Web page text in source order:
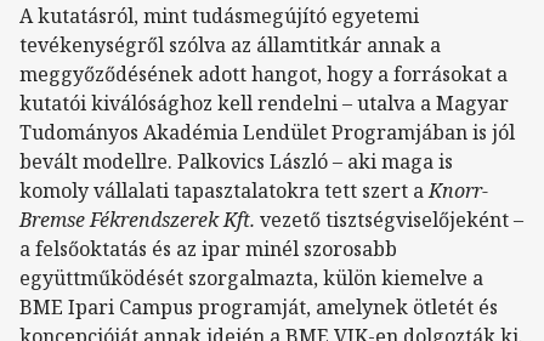
A kutatásról, mint tudásmegújító egyetemi
tevékenységről szólva az államtitkár annak a
meggyőződésének adott hangot, hogy a forrásokat a
kutatói kiválósághoz kell rendelni – utalva a Magyar
Tudományos Akadémia Lendület Programjában is jól
bevált modellre. Palkovics László – aki maga is
komoly vállalati tapasztalatokra tett szert aKnorr-
BremseFékrendszerek Kft. vezető tisztségviselőjeként –
a felsőoktatás és az ipar minél szorosabb
együttműködését szorgalmazta, külön kiemelve a
BME Ipari Campus programját, amelynek ötletét és
koncepcióját annak idején a BME VIK-en dolgozták ki.